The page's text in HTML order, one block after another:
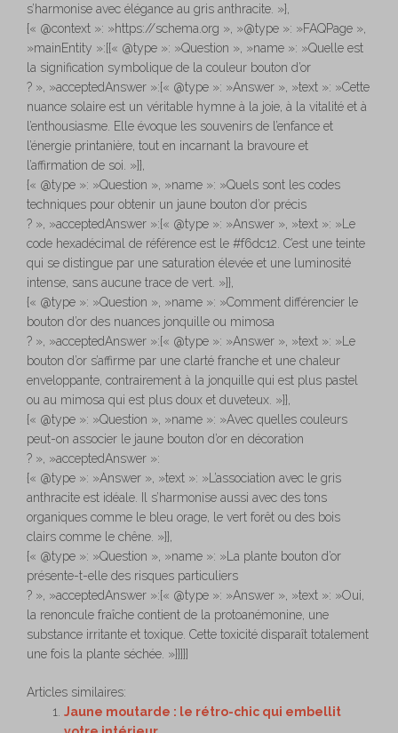
s’harmonise avec élégance au gris anthracite. »},
{« @context »: »https://schema.org », »@type »: »FAQPage »,
»mainEntity »:[{« @type »: »Question », »name »: »Quelle est
la signification symbolique de la couleur bouton d’or
? », »acceptedAnswer »:{« @type »: »Answer », »text »: »Cette
nuance solaire est un véritable hymne à la joie, à la vitalité et à
l’enthousiasme. Elle évoque les souvenirs de l’enfance et
l’énergie printanière, tout en incarnant la bravoure et
l’affirmation de soi. »}},
{« @type »: »Question », »name »: »Quels sont les codes
techniques pour obtenir un jaune bouton d’or précis
? », »acceptedAnswer »:{« @type »: »Answer », »text »: »Le
code hexadécimal de référence est le #f6dc12. C’est une teinte
qui se distingue par une saturation élevée et une luminosité
intense, sans aucune trace de vert. »}},
{« @type »: »Question », »name »: »Comment différencier le
bouton d’or des nuances jonquille ou mimosa
? », »acceptedAnswer »:{« @type »: »Answer », »text »: »Le
bouton d’or s’affirme par une clarté franche et une chaleur
enveloppante, contrairement à la jonquille qui est plus pastel
ou au mimosa qui est plus doux et duveteux. »}},
{« @type »: »Question », »name »: »Avec quelles couleurs
peut-on associer le jaune bouton d’or en décoration
? », »acceptedAnswer »:
{« @type »: »Answer », »text »: »L’association avec le gris
anthracite est idéale. Il s’harmonise aussi avec des tons
organiques comme le bleu orage, le vert forêt ou des bois
clairs comme le chêne. »}},
{« @type »: »Question », »name »: »La plante bouton d’or
présente-t-elle des risques particuliers
? », »acceptedAnswer »:{« @type »: »Answer », »text »: »Oui,
la renoncule fraîche contient de la protoanémonine, une
substance irritante et toxique. Cette toxicité disparaît totalement
une fois la plante séchée. »}}]}]
Articles similaires:
Jaune moutarde : le rétro-chic qui embellit